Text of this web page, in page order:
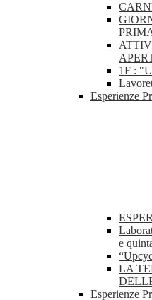
1F :
Esperienze
e
LA
Esperienze